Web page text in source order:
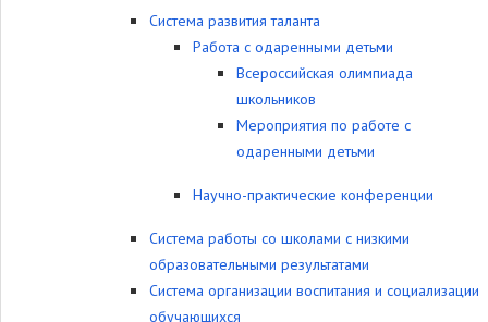
Система развития таланта
Работа с одаренными детьми
Всероссийская олимпиада
школьников
Мероприятия по работе с
одаренными детьми
Научно-практические конференции
Система работы со школами с низкими
образовательными результатами
Система организации воспитания и социализации
обучающихся